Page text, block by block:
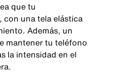
que tu
una tela elástica
Además, un
mantener tu teléfono
la intensidad en el